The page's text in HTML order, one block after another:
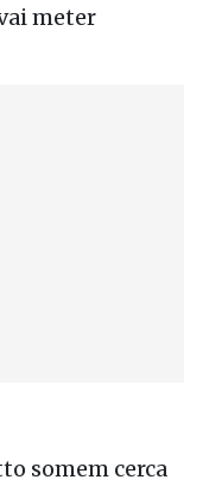
meter
somem cerca